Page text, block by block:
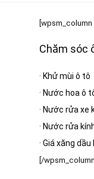
[wpsm_column
Chăm sóc
· Khử mùi ô tô
· Nước hoa ô
· Nước rửa xe
· Nước rửa
·Giá xăng dầu
[/